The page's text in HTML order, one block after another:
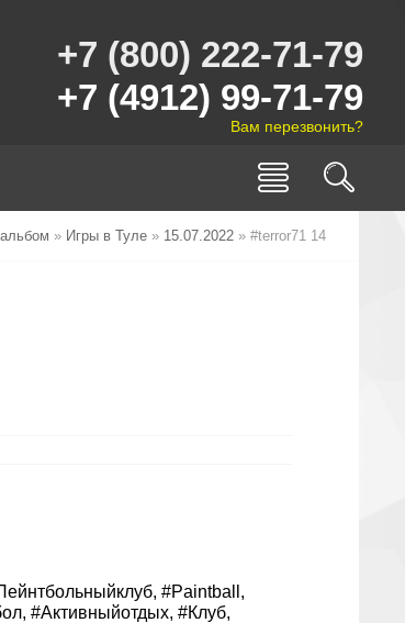
+7 (800) 222-71-79
+7 (4912) 99-71-79
Вам перезвонить?
» Игры в Туле » 15.07.2022 » #terror71 14
, #Paintball ,
, #Активныйотдых, #Клуб,